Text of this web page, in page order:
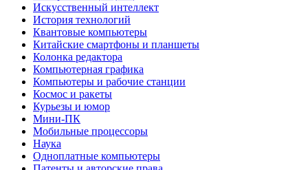
Искусственный интеллект
История технологий
Квантовые компьютеры
Китайские смартфоны и планшеты
Колонка редактора
Компьютерная графика
Компьютеры и рабочие станции
Космос и ракеты
Курьезы и юмор
Мини-ПК
Мобильные процессоры
Наука
Одноплатные компьютеры